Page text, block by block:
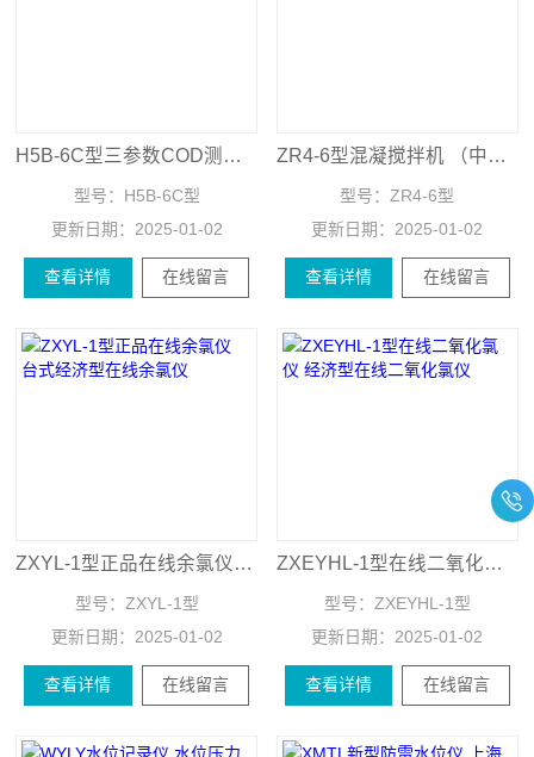
H5B-6C型三参数COD测定仪 三参数COD测定仪操作规程
型号： H5B-6C型
更新日期： 2025-01-02
查看详情 在线留言
ZR4-6型混凝搅拌机 （中文菜单）混凝搅拌机
型号：ZR4-6型
更新日期：2025-01-02
查看详情 在线留言
ZXYL-1型正品在线余氯仪 台式经济型在线余氯仪
型号： ZXYL-1型
更新日期： 2025-01-02
查看详情 在线留言
ZXEYHL-1型在线二氧化氯仪 经济型在线二氧化氯仪
型号： ZXEYHL-1型
更新日期： 2025-01-02
查看详情 在线留言